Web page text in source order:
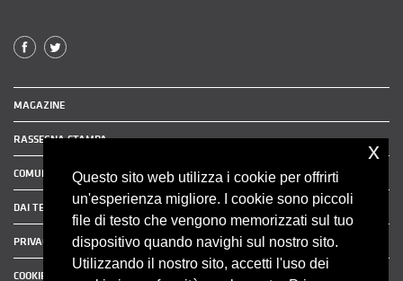
MAGAZINE
RASSEGNA STAMPA
COMUNICATI STAMPA
DAI TERRITORI
PRIVACY POLICY
COOKIE POLICY
Questo sito web utilizza i cookie per offrirti
un'esperienza migliore. I cookie sono piccoli
file di testo che vengono memorizzati sul tuo
dispositivo quando navighi sul nostro sito.
Utilizzando il nostro sito, accetti l'uso dei
x